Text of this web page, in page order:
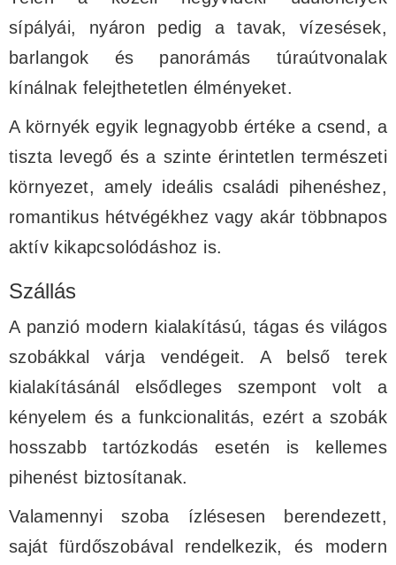
sípályái, nyáron pedig a tavak, vízesések,
barlangok és panorámás túraútvonalak
kínálnak felejthetetlen élményeket.
A környék egyik legnagyobb értéke a csend, a
tiszta levegő és a szinte érintetlen természeti
környezet, amely ideális családi pihenéshez,
romantikus hétvégékhez vagy akár többnapos
aktív kikapcsolódáshoz is.
Szállás
A panzió modern kialakítású, tágas és világos
szobákkal várja vendégeit. A belső terek
kialakításánál elsődleges szempont volt a
kényelem és a funkcionalitás, ezért a szobák
hosszabb tartózkodás esetén is kellemes
pihenést biztosítanak.
Valamennyi szoba ízlésesen berendezett,
saját fürdőszobával rendelkezik, és modern